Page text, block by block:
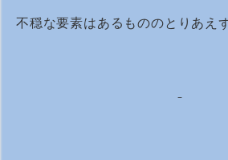
不穏な要素はあるもののとりあえ